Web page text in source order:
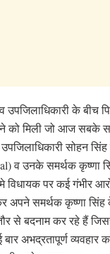
व उपजिलाधिकारी के
को मिली जो आज सबके
सोहन
व उनके समर्थक कृष्णा
विधायक पर कई गंभीर
अपने समर्थक कृष्णा सिंह
से बदनाम कर रहे हैं
बार अभद्रतापूर्ण